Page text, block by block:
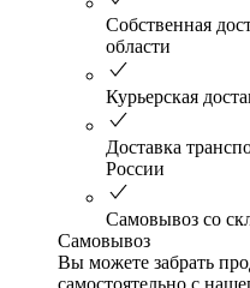
Собственная
области
Курьерская
Доставка
России
Самовывоз со
Самовывоз
Вы можете забрать
самостоятельно с